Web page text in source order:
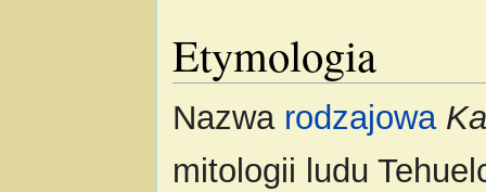
Etymologia
Nazwa rodzajowa
mitologii ludu